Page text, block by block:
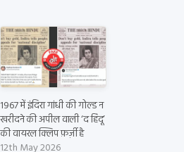
1967 में इंदिरा गांधी की गोल्ड न
खरीदने की अपील वाली ‘द हिंदू’
की वायरल क्लिप फ़र्ज़ी है
12th May 2026